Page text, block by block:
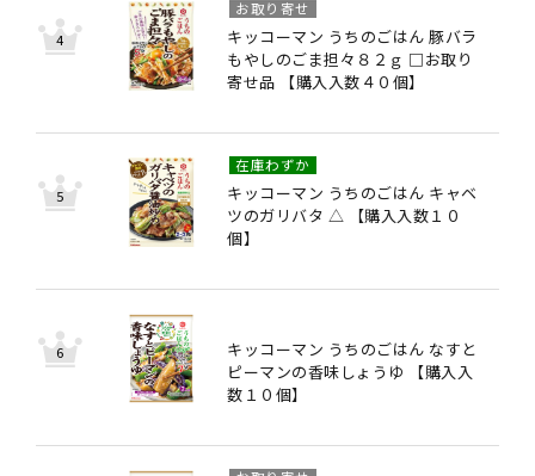
キッコーマン うちのごはん 豚バラ
もやしのごま担々８２ｇ □お取り
寄せ品 【購入入数４０個】
お取り寄せ
キッコーマン うちのごはん キャベ
ツのガリバタ △ 【購入入数１０
個】
在庫わずか
キッコーマン うちのごはん なすと
ピーマンの香味しょうゆ 【購入入
数１０個】